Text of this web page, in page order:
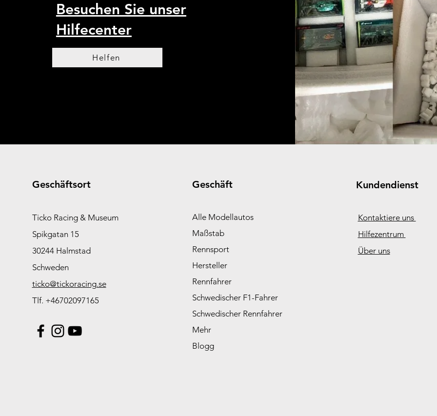
Besuchen Sie unser
Hilfecenter
Helfen
Geschäftsort
Ticko Racing & Museum
Spikgatan 15
30244 Halmstad
Schweden
ticko@tickoracing.se
Tlf. +46702097165
Geschäft
Alle Modellautos
Maßstab
Rennsport
Hersteller
Rennfahrer
Schwedischer F1-Fahrer
Schwedischer Rennfahrer
Mehr
Blogg
Kundendienst
Kontaktiere uns
Hilfezentrum
Über uns